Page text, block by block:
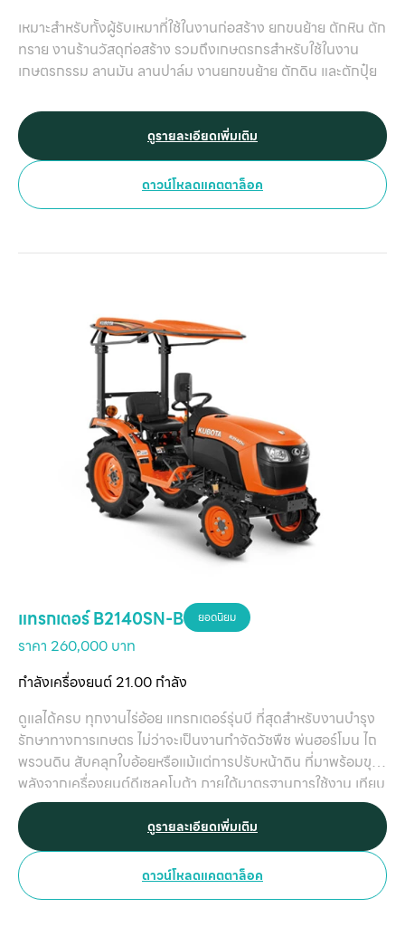
เหมาะสำหรับทั้งผู้รับเหมาที่ใช้ในงานก่อสร้าง ยกขนย้าย ตักหิน ตัก
ทราย งานร้านวัสดุก่อสร้าง รวมถึงเกษตรกรสำหรับใช้ในงาน
เกษตรกรรม ลานมัน ลานปาล์ม งานยกขนย้าย ตักดิน และตักปุ๋ย
ดูรายละเอียดเพิ่มเติม
ดาวน์โหลดแคตตาล็อค
แทรกเตอร์ B2140SN-B ยอดนิยม
ราคา 260,000 บาท
กำลังเครื่องยนต์ 21.00 กำลัง
ดูแลได้ครบ ทุกงานไร่อ้อย แทรกเตอร์รุ่นบี ที่สุดสำหรับงานบำรุง
รักษาทางการเกษตร ไม่ว่าจะเป็นงานกำจัดวัชพืช พ่นฮอร์โมน ไถ
พรวนดิน สับคลุกใบอ้อยหรือแม้แต่การปรับหน้าดิน ที่มาพร้อมขุม
พลังจากเครื่องยนต์ดีเซลคูโบต้า ภายใต้มาตรฐานการใช้งาน เทียบ
เท่าแทรกเตอร์รุ่นใหญ่ ตอบโจทย์ทุกความต้องการใช้งานสำหรับ
เกษตรกรไทยโดยเฉพาะดูรายละเอียดเพิ่มเติม
ดาวน์โหลดแคตตาล็อค